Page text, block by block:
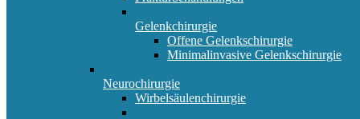
Gelenkchirurgie
Offene Gelenkschirurgie
Minimalinvasive Gelenkschirurgie
Neurochirurgie
Wirbelsäulenchirurgie